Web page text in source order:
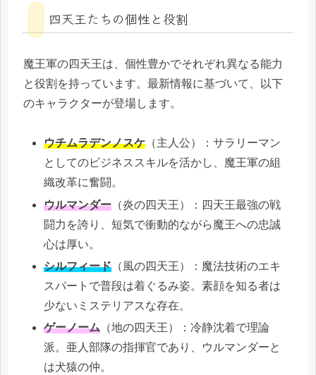
四天王たちの個性と役割
魔王軍の四天王は、個性豊かでそれぞれ異なる能力
と役割を持っています。最新情報に基づいて、以下
のキャラクターが登場します。
ウチムラデンノスケ （主人公）：サラリーマン
としてのビジネススキルを活かし、魔王軍の組
織改革に奮闘。
ウルマンダー （炎の四天王）：四天王最強の戦
闘力を誇り、短気で衝動的ながら魔王への忠誠
心は厚い。
シルフィード （風の四天王）：魔法技術のエキ
スパートで普段は着ぐるみ姿。素顔を知る者は
少ないミステリアスな存在。
ゲーノーム （地の四天王）：冷静沈着で理論
派。亜人部隊の指揮官であり、ウルマンダーと
は犬猿の仲。